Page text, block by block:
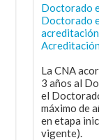
Doctorado
Doctorado
La CNA
3 años al
el
máximo de
en etapa
vigente).